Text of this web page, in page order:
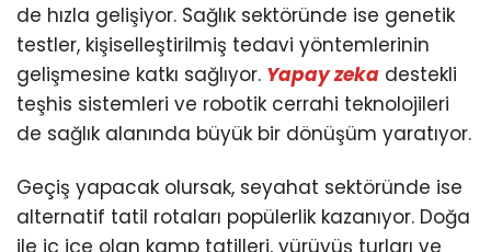
de hızla gelişiyor. Sağlık sektöründe ise genetik
testler, kişiselleştirilmiş tedavi yöntemlerinin
gelişmesine katkı sağlıyor. Yapay zeka destekli
teşhis sistemleri ve robotik cerrahi teknolojileri
de sağlık alanında büyük bir dönüşüm yaratıyor.
Geçiş yapacak olursak, seyahat sektöründe ise
alternatif tatil rotaları popülerlik kazanıyor. Doğa
ile iç içe olan kamp tatilleri, yürüyüş turları ve